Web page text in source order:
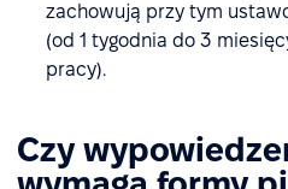
zachowują przy tym
(od 1 tygodnia do 3
pracy).
Czy